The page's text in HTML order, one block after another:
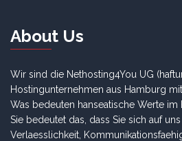
About Us
Wir sind die Nethosting4You UG
Hostingunternehmen aus Hamburg
Was bedeuten hanseatische Werte im
Sie bedeutet das, dass Sie sich auf
Verlaesslichkeit,